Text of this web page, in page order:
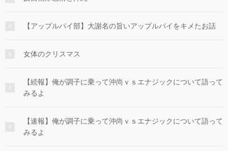
【アップルパイ部】大謝名の旨いアップルパイをキメたお話
女体のクリスマス
【続報】俺が調子に乗って沖尚ｖｓエナジックについて語って
みるよ
【速報】俺が調子に乗って沖尚ｖｓエナジックについて語って
みるよ